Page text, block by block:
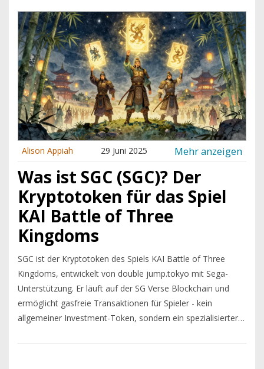
Alison Appiah 29 Juni 2025 Mehr anzeigen
Was ist SGC (SGC)? Der
Kryptotoken für das Spiel
KAI Battle of Three
Kingdoms
SGC ist der Kryptotoken des Spiels KAI Battle of Three
Kingdoms, entwickelt von double jump.tokyo mit Sega-
Unterstützung. Er läuft auf der SG Verse Blockchain und
ermöglicht gasfreie Transaktionen für Spieler - kein
allgemeiner Investment-Token, sondern ein spezialisierter